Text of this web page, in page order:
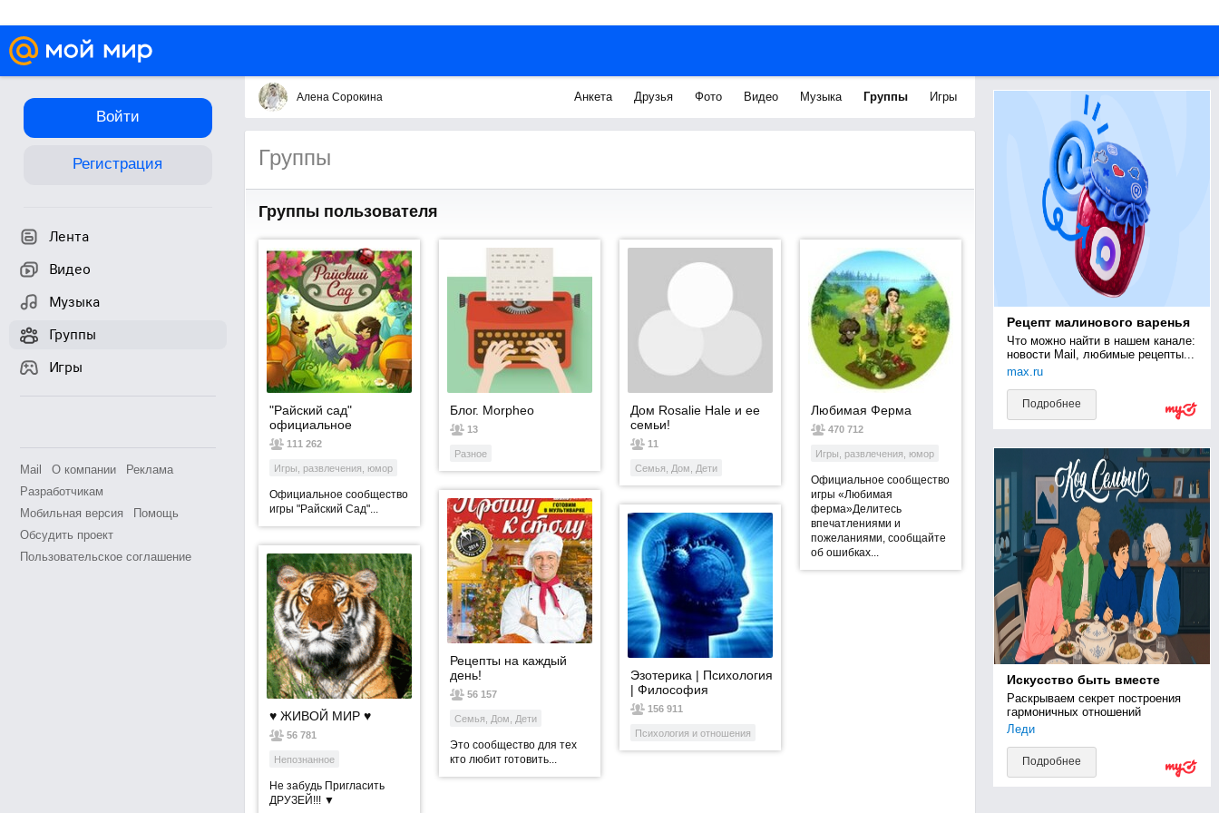
Войти
Регистрация
Лента
Видео
Музыка
Группы
Игры
Mail О компании
Реклама
Разработчикам
Мобильная версия
Помощь
Обсудить проект
Пользовательское соглашение
Алена Сорокина Анкета Друзья Фото Видео Музыка Группы Игры
Группы
Группы пользователя
"Райский сад"
официальное
сообщество игры
111 262
Игры, развлечения, юмор
Официальное сообщество
игры "Райский Сад"...
Блог. Morpheo
13
Разное
Дом Rosalie Hale и ее
семьи!
11
Семья, Дом, Дети
Любимая Ферма
470 712
Игры, развлечения, юмор
Официальное сообщество
игры «Любимая
ферма»Делитесь
впечатлениями и
пожеланиями, сообщайте
об ошибках...
Рецепты на каждый
день!
56 157
Семья, Дом, Дети
Это сообщество для тех
кто любит готовить...
Эзотерика | Психология
| Философия
156 911
Психология и отношения
♥ ЖИВОЙ МИР ♥
56 781
Непознанное
Не забудь Пригласить
ДРУЗЕЙ!!! ▼
Рецепт малинового варенья
Что можно найти в нашем канале:
новости Mail, любимые рецепты...
max.ru
Подробнее
Искусство быть вместе
Раскрываем секрет построения
гармоничных отношений
Леди
Подробнее